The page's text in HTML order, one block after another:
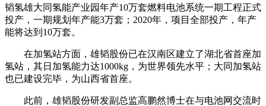
韬氢雄大同氢能产业园年产10万套燃料电池系统一期工程正式
投产，一期规划年产能3万套；2020年，项目全部投产，年产
能将达到10万套。
在加氢站方面，雄韬股份已在汉南区建立了湖北省首座加
氢站，其日加氢能力达1000kg，为世界领先水平；大同加氢站
也已建设完毕，为山西省首座。
此前，雄韬股份研发副总监高鹏然博士在与电池网交流时